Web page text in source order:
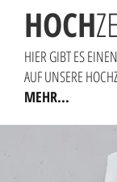
HOCH
HIER GIBT ES
AUF UNSERE
MEHR...